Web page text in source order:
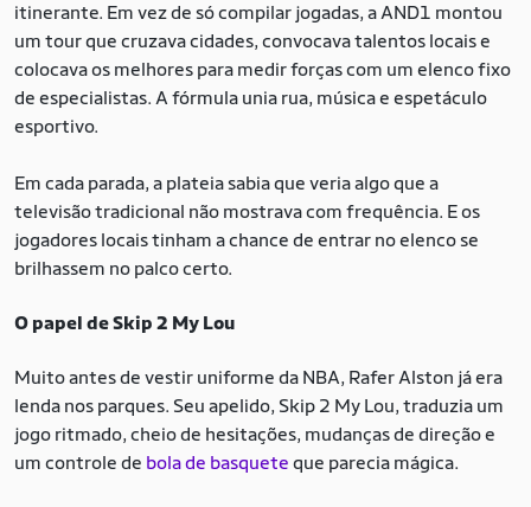
itinerante. Em vez de só compilar jogadas, a AND1 montou
um tour que cruzava cidades, convocava talentos locais e
colocava os melhores para medir forças com um elenco fixo
de especialistas. A fórmula unia rua, música e espetáculo
esportivo.
Em cada parada, a plateia sabia que veria algo que a
televisão tradicional não mostrava com frequência. E os
jogadores locais tinham a chance de entrar no elenco se
brilhassem no palco certo.
O papel de Skip 2 My Lou
Muito antes de vestir uniforme da NBA, Rafer Alston já era
lenda nos parques. Seu apelido, Skip 2 My Lou, traduzia um
jogo ritmado, cheio de hesitações, mudanças de direção e
um controle de bola de basquete que parecia mágica.